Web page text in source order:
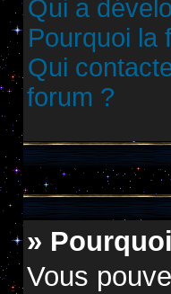
Qui a
Pourquoi la
Qui
forum ?
»
Vous